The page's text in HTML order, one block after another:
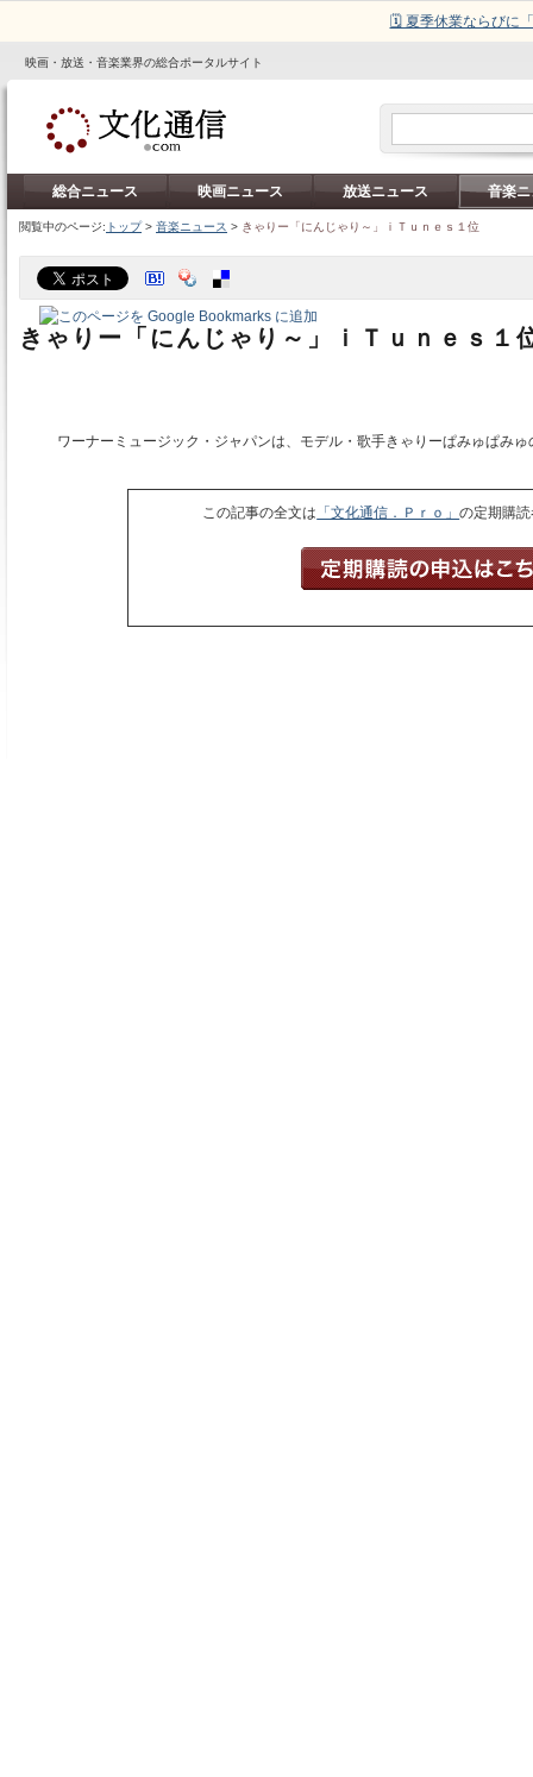
🗓️ 夏季休業ならびに
映画・放送・音楽業界の総合ポータルサイト
総合ニュース 映画ニュース 放送ニュース 音楽
閲覧中のページ: トップ> 音楽ニュース > きゃりー「にんじゃり～」ｉＴｕｎｅｓ１位
きゃりー「にんじゃり～」ｉＴｕｎｅｓ１
ワーナーミュージック・ジャパンは、モデル・歌手きゃりーぱみゅぱみ
この記事の全文は 「文化通信．Ｐｒｏ」の定期購